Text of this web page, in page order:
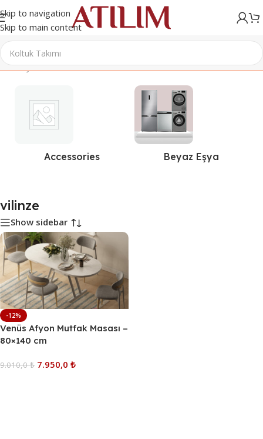
Skip to navigation
Skip to main content
Ana Sayfa/Ürünler “vilinze” olarak etiketlendi
Accessories Beyaz Eşya
vilinze
Show sidebar
-12%
Venüs Afyon Mutfak Masası –
80×140 cm
9.010,0₺ 7.950,0 ₺